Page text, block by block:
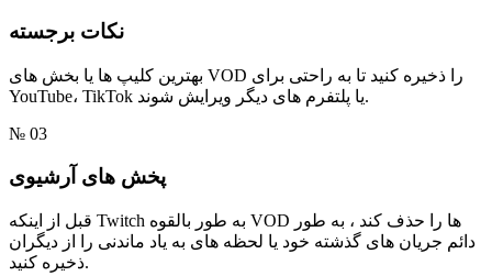
نکات برجسته
بهترین کلیپ ها یا بخش های VOD را ذخیره کنید تا به راحتی برای
YouTube، TikTok یا پلتفرم های دیگر ویرایش شوند.
№ 03
پخش های آرشیوی
قبل از اینکه Twitch به طور بالقوه VOD ها را حذف کند ، به طور
دائم جریان های گذشته خود یا لحظه های به یاد ماندنی را از دیگران
ذخیره کنید.